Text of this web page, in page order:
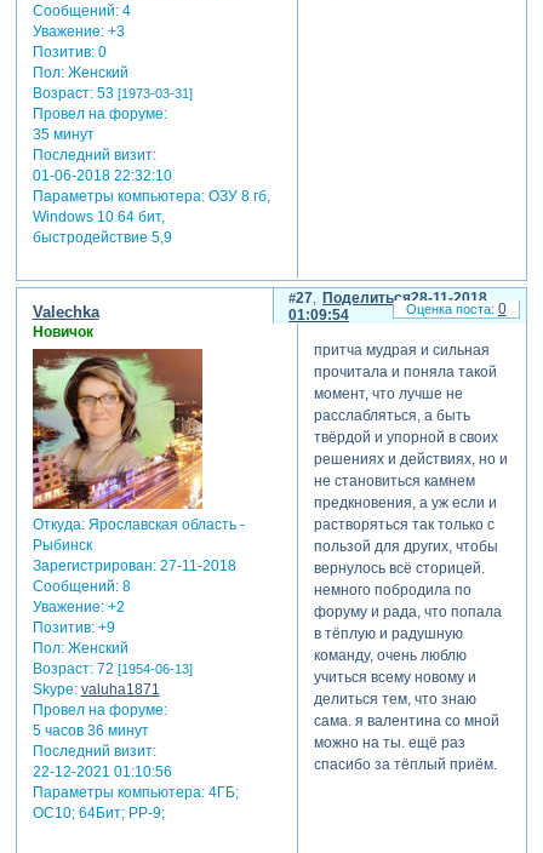
Сообщений:4
Уважение: +3
Позитив: 0
Пол:Женский
Возраст:53 [1973-03-31]
Провел на форуме:
35 минут
Последний визит:
01-06-2018 22:32:10
Параметры компьютера:ОЗУ 8 гб,
Windows 10 64 бит,
быстродействие 5,9
Поделиться
27
28-11-2018
01:09:54
Valechka
Новичок
Откуда:Ярославская область -
Рыбинск
Зарегистрирован: 27-11-2018
Сообщений:8
Уважение: +2
Позитив: +9
Пол:Женский
Возраст:72 [1954-06-13]
Skype: valuha1871
Провел на форуме:
5 часов 36 минут
Последний визит:
22-12-2021 01:10:56
Параметры компьютера:4ГБ;
ОС10; 64Бит; PP-9;
притча мудрая и сильная
прочитала и поняла такой
момент, что лучше не
расслабляться, а быть
твёрдой и упорной в своих
решениях и действиях, но и
не становиться камнем
предкновения, а уж если и
растворяться так только с
пользой для других, чтобы
вернулось всё сторицей.
немного побродила по
форуму и рада, что попала
в тёплую и радушную
команду, очень люблю
учиться всему новому и
делиться тем, что знаю
сама. я валентина со мной
можно на ты. ещё раз
спасибо за тёплый приём.
0